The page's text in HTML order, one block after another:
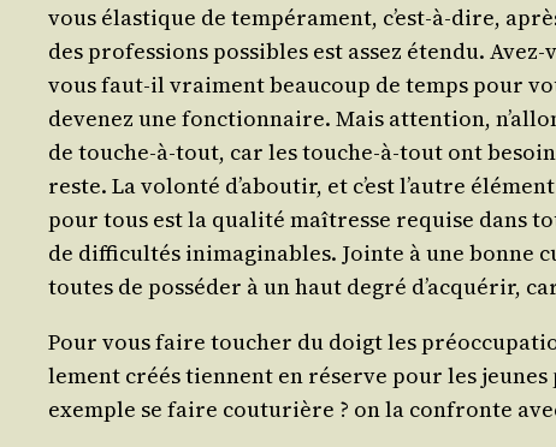
vous élas­tique de tem­pé­ra­ment, c’est-à-dire,
des pro­fes­sions pos­sibles est assez éten­du.
vous faut-il vrai­ment beau­coup de temps pour
deve­nez une fonc­tion­naire. Mais atten­tion,
de touche-à-tout, car les touche-à-tout ont
reste. La volon­té d’a­bou­tir, et c’est l’autre
pour tous est la qua­li­té maî­tresse requise dans
de dif­fi­cul­tés inima­gi­nables. Jointe à une bonne
toutes de pos­sé­der à un haut degré d’ac­qué­rir,
Pour vous faire tou­cher du doigt les
le­ment créés tiennent en réserve pour les
exemple se faire cou­tu­rière ? on la confronte